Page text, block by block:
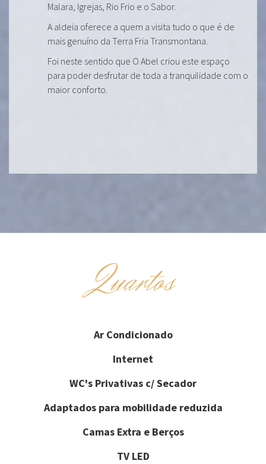
Malara, Igrejas, Rio Frio e o Sabor.
A aldeia oferece a quem a visita tudo o que é de
mais genuíno da Terra Fria Transmontana.
Foi neste sentido que O Abel criou este espaço
para poder desfrutar de toda a tranquilidade com o
maior conforto.
Quartos
Ar Condicionado
Internet
WC's Privativas c/ Secador
Adaptados para mobilidade reduzida
Camas Extra e Berços
TV LED